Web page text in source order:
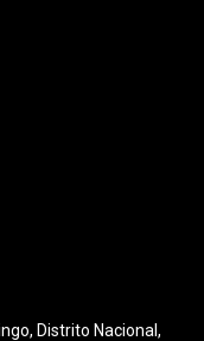
Distrito Nacional,